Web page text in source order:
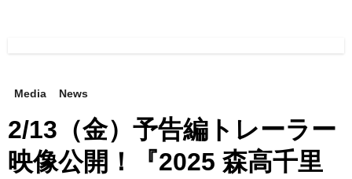
Media News
2/13（金）予告編トレーラー
映像公開！『2025 森高千里